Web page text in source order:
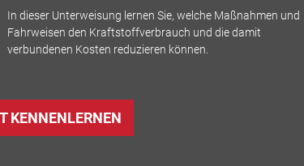
In dieser Unterweisung lernen Sie, welche Maßnahmen und
Fahrweisen den Kraftstoffverbrauch und die damit
verbundenen Kosten reduzieren können.
KENNENLERNEN